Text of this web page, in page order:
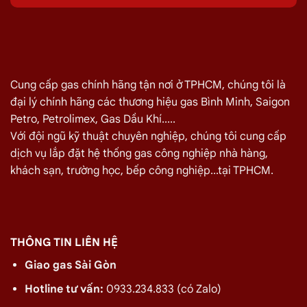
Bình Gas ELF 6,5kg Màu Đỏ
320.000 ₫
Bình gas Pacific Petro 12kg màu Xám
480.000₫
Bình gas Pacific Petro 12kg Màu Vàng
480.000₫
gas dầu khí mầu xanh lá chuối 12kg
480.000
Bình gas dầu khí 12kg màu vàng
480.000
Bình gas VT Gas 12kg màu đỏ
Bình gas dầu khí 12kg màu xám
Bình gas VT Gas 12kg màu xám
Cung cấp gas chính hãng tận nơi ở TPHCM, chúng tôi là
đại lý chính hãng các thương hiệu gas Bình Minh, Saigon
Petro, Petrolimex, Gas Dầu Khí.....
Với đội ngũ kỹ thuật chuyên nghiệp, chúng tôi cung cấp
dịch vụ lắp đặt hệ thống gas công nghiệp nhà hàng,
khách sạn, trường học, bếp công nghiệp...tại TPHCM.
THÔNG TIN LIÊN HỆ
Giao gas Sài Gòn
Hotline tư vấn: 0933.234.833 (có Zalo)